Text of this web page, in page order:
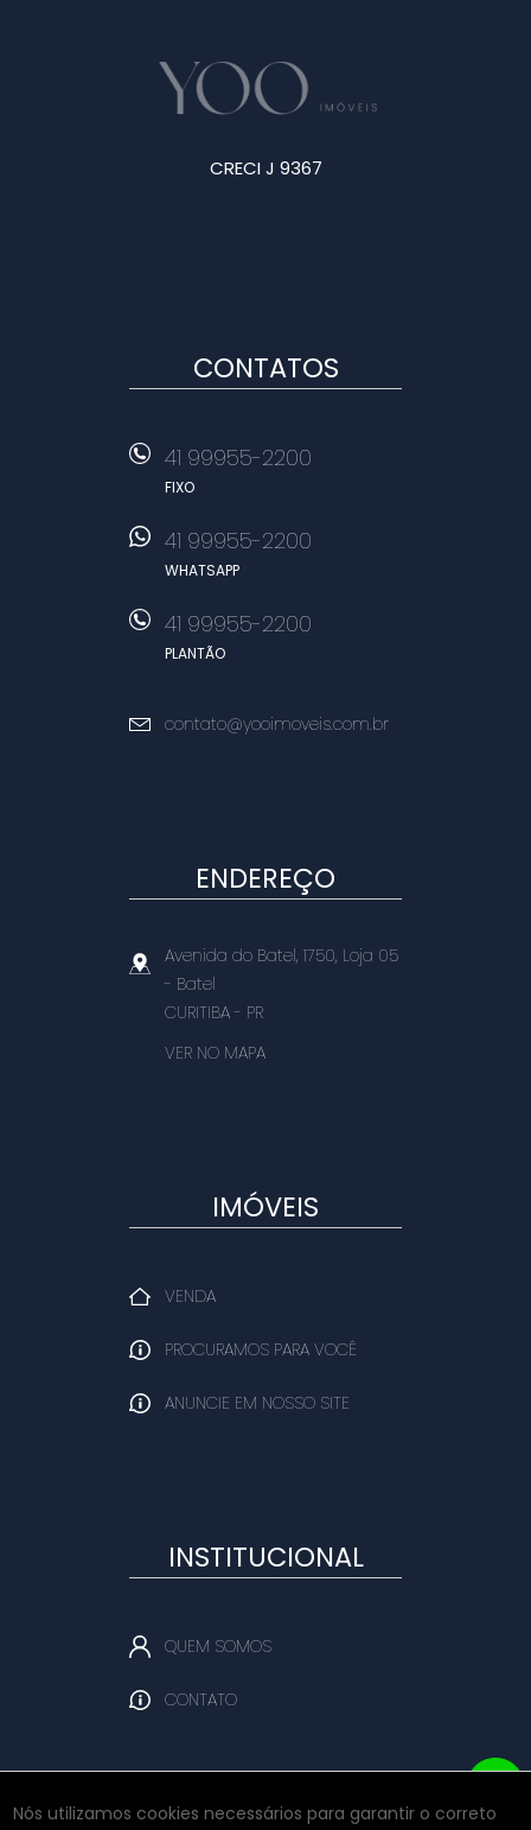
CRECI J 9367
CONTATOS
41 99955-2200
FIXO
41 99955-2200
WHATSAPP
41 99955-2200
PLANTÃO
contato@yooimoveis.com.br
ENDEREÇO
Avenida do Batel, 1750, Loja 05
- Batel
CURITIBA- PR
VER NO MAPA
IMÓVEIS
VENDA
PROCURAMOS PARA VOCÊ
ANUNCIE EM NOSSO SITE
INSTITUCIONAL
QUEM SOMOS
CONTATO
Nós utilizamos cookies necessários para garantir o correto